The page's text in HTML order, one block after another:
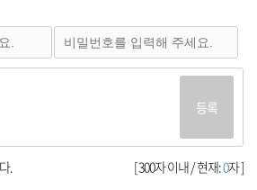
등록
[ 300자 이내 / 현재:0자 ]
.